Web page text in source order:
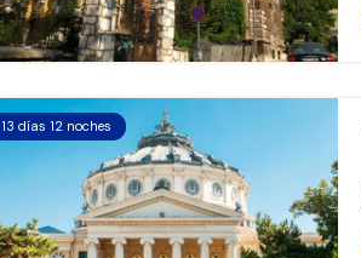
13 días 12 noches